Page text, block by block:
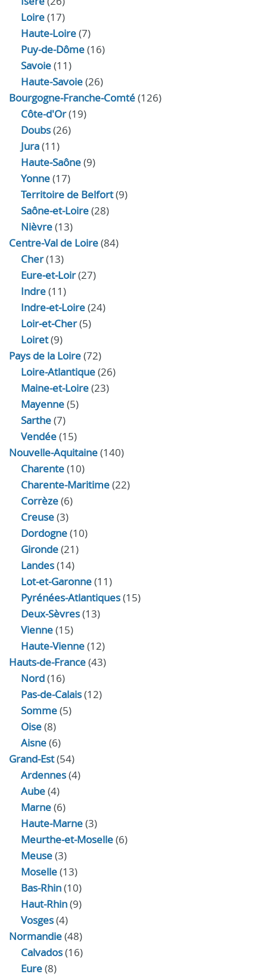
Loire(17)
Haute-Loire(7)
Puy-de-Dôme(16)
Savoie(11)
Haute-Savoie(26)
Bourgogne-Franche-Comté(126)
Côte-d'Or(19)
Doubs(26)
Jura(11)
Haute‑Saône(9)
Yonne(17)
Territoire de Belfort(9)
Saône-et-Loire(28)
Nièvre(13)
Centre-Val de Loire(84)
Cher(13)
Eure‑et‑Loir(27)
Indre(11)
Indre‑et‑Loire(24)
Loir‑et‑Cher(5)
Loiret(9)
Pays de la Loire(72)
Loire-Atlantique(26)
Maine-et-Loire(23)
Mayenne(5)
Sarthe(7)
Vendée(15)
Nouvelle-Aquitaine(140)
Charente(10)
Charente-Maritime(22)
Corrèze(6)
Creuse(3)
Dordogne(10)
Gironde(21)
Landes(14)
Lot-et-Garonne(11)
Pyrénées-Atlantiques(15)
Deux-Sèvres(13)
Vienne(15)
Haute-Vienne(12)
Hauts-de-France(43)
Nord(16)
Pas-de-Calais(12)
Somme(5)
Oise(8)
Aisne(6)
Grand-Est(54)
Ardennes(4)
Aube(4)
Marne(6)
Haute-Marne(3)
Meurthe-et-Moselle(6)
Meuse(3)
Moselle(13)
Bas-Rhin(10)
Haut-Rhin(9)
Vosges(4)
Normandie(48)
Calvados(16)
Eure(8)